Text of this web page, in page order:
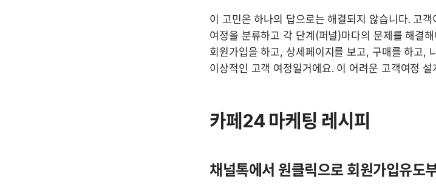
이 고민은 하나의 답으로는 해결되지 않습니다. 고
여정을 분류하고 각 단계(퍼널)마다의 문제를 해결
회원가입을 하고, 상세페이지를 보고, 구매를 하고,
카페24 마케팅 레시피
채널톡에서 원클릭으로 회원가입유도